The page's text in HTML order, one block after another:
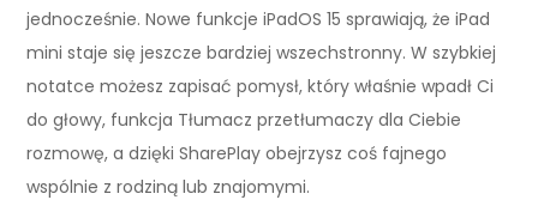
jednocześnie. Nowe funkcje iPadOS 15 sprawiają, że iPad
mini staje się jeszcze bardziej wszechstronny. W szybkiej
notatce możesz zapisać pomysł, który właśnie wpadł Ci
do głowy, funkcja Tłumacz przetłumaczy dla Ciebie
rozmowę, a dzięki SharePlay obejrzysz coś fajnego
wspólnie z rodziną lub znajomymi.